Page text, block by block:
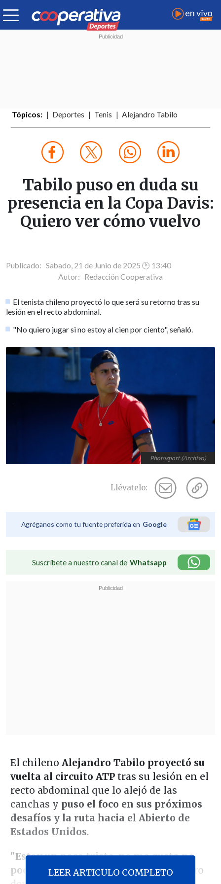
Tópicos: Deportes Tenis Alejandro Tabilo
Tabilo puso en duda su
presencia en la Copa Davis:
Quiero ver cómo vuelvo
Publicado: Sabado, 21 de Junio de 2025 🕐 13:40
Autor: Redacción Cooperativa
El tenista chileno proyectó lo que será su retorno tras su
lesión en el recto abdominal.
"No quiero jugar si no estoy al cien por ciento", señaló.
Photosport (Archivo)
Llévatelo:
Agréganos como tu fuente preferida en Google
Suscríbete a nuestro canal de Whatsapp
El chileno Alejandro Tabilo proyectó su
vuelta al circuito ATPtras su lesión en el
recto abdominal que lo alejó de las
canchas y puso el foco en sus próximos
desafíos y la ruta hacia el Abierto de
Estados Unidos.
"Estoy un poco triste, no me gusta no
poder estar jugando en el circuito
. Pero
LEER ARTICULO COMPLETO